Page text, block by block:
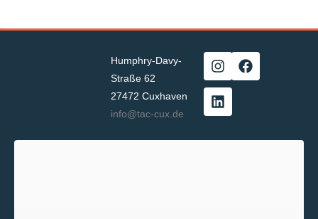
Humphry-Davy-
Straße 62
27472 Cuxhaven
info@tac-cux.de